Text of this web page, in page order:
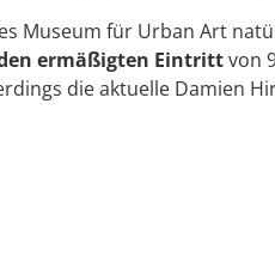
Museum für Urban Art
ermäßigten Eintrittvon
die aktuelle Damien